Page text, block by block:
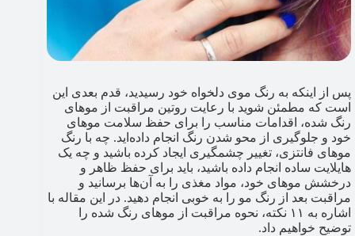
پس از اینکه به رنگ موی دلخواه خود رسیدید، قدم بعدی این
است که مطمئن شوید با رعایت روتین مراقبت از موهای
رنگ شده، اقدامات مناسب را برای حفظ سلامت موهای
خود و جلوگیری از محو شدن رنگ انجام داده‌اید. چه با رنگ
موهای فانتزی، تغییر چشمگیری ایجاد کرده باشید و چه یک
هایلایت ساده انجام داده باشید، باید برای حفظ ظاهر و
درخشش موهای خود، مواد مغذی را به آن‌ها برسانید و
مراقبت بعد از رنگ مو را به خوبی انجام دهید. در این مقاله با
اشاره به ۱۱ نکته، نحوه مراقبت از موهای رنگ شده را
توضیح خواهیم داد.